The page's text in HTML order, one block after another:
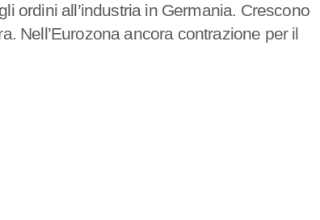
ordini all’industria in Germania. Crescono
Nell’Eurozona ancora contrazione per il